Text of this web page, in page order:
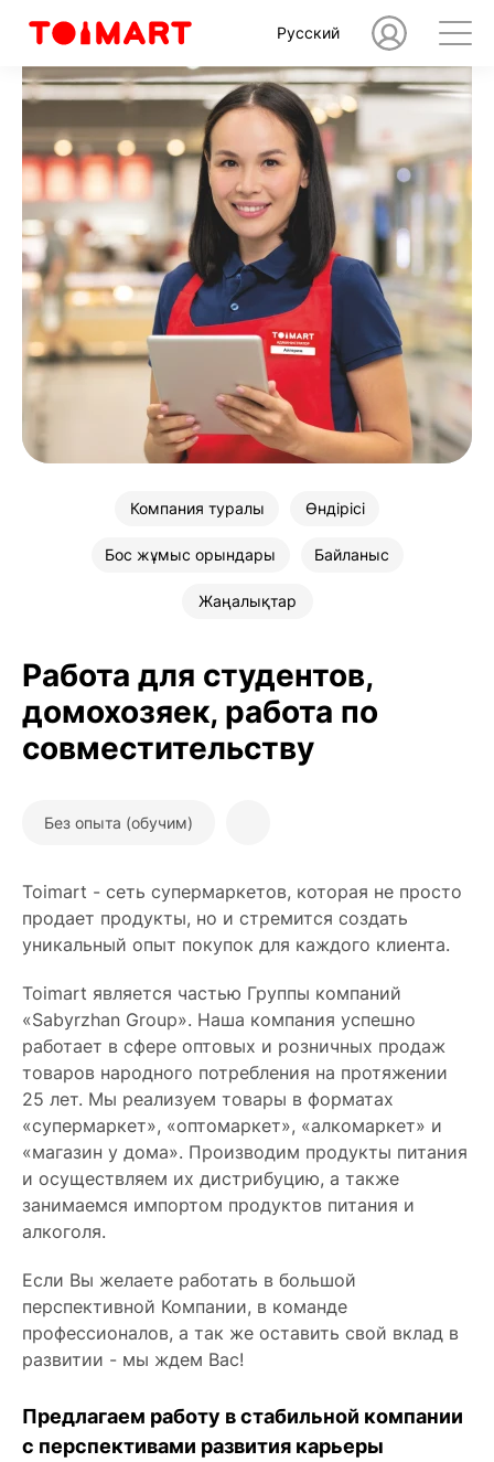
Русский
Компания туралы Өндірісі
Бос жұмыс орындары Байланыс
Жаңалықтар
Работа для студентов,
домохозяек, работа по
совместительству
Без опыта (обучим)
Toimart - сеть супермаркетов, которая не просто
продает продукты, но и стремится создать
уникальный опыт покупок для каждого клиента.
Toimart является частью Группы компаний
«Sabyrzhan Group». Наша компания успешно
работает в сфере оптовых и розничных продаж
товаров народного потребления на протяжении
25 лет. Мы реализуем товары в форматах
«супермаркет», «оптомаркет», «алкомаркет» и
«магазин у дома». Производим продукты питания
и осуществляем их дистрибуцию, а также
занимаемся импортом продуктов питания и
алкоголя.
Если Вы желаете работать в большой
перспективной Компании, в команде
профессионалов, а так же оставить свой вклад в
развитии - мы ждем Вас!
Предлагаем работу в стабильной компании
с перспективами развития карьеры